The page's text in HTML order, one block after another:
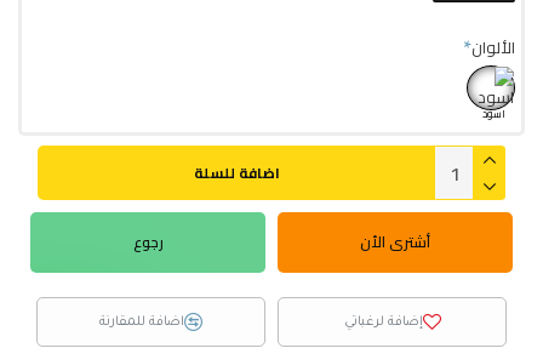
الألوان
اسود
اضافة للسلة
أشترى الأن رجوع
إضافة لرغباتي اضافة للمقارنة